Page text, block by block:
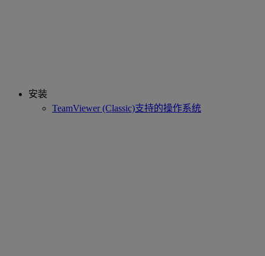
安装
TeamViewer (Classic)支持的操作系统